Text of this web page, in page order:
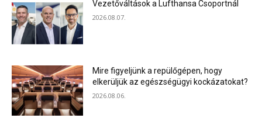
Vezetőváltások a Lufthansa Csoportnál
2026.08.07.
Mire figyeljünk a repülőgépen, hogy
elkerüljük az egészségügyi kockázatokat?
2026.08.06.